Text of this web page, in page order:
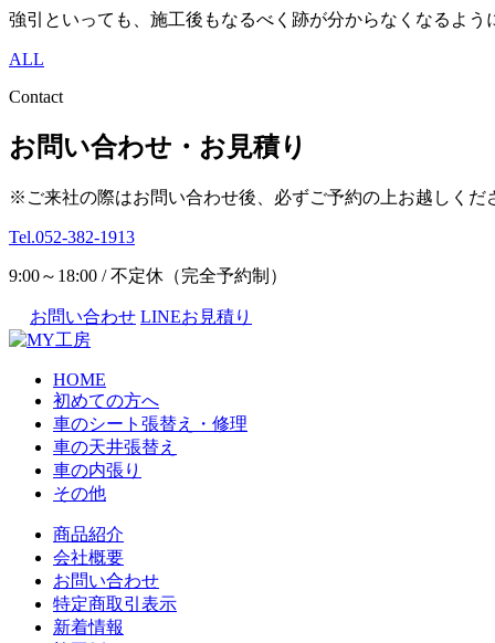
強引といっても、施工後もなるべく跡が分からなくなるよ
ALL
Contact
お問い合わせ・お見積り
※ご来社の際はお問い合わせ後、必ずご予約の上お越しくだ
Tel.052-382-1913
9:00～18:00 / 不定休（完全予約制）
お問い合わせ LINEお見積り
HOME
初めての方へ
車のシート張替え・修理
車の天井張替え
車の内張り
その他
商品紹介
会社概要
お問い合わせ
特定商取引表示
新着情報